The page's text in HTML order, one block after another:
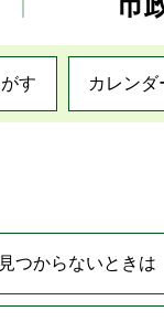
す カレンダ
見つからないときは